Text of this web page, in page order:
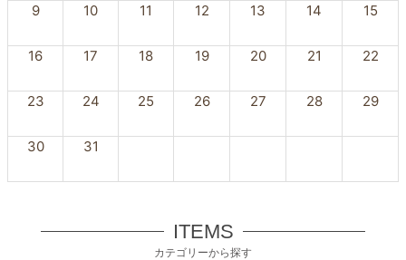
9 10 11 12 13 14 15
16 17 18 19 20 21 22
23 24 25 26 27 28 29
30 31
ITEMS
カテゴリーから探す